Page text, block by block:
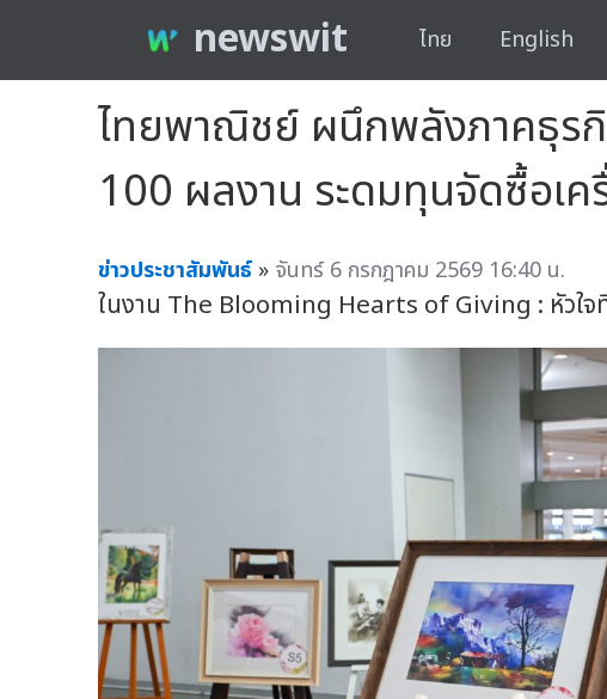
newswit ไทย English
ไทยพาณิชย์ ผนึกพลังภาคธุร
100 ผลงาน ระดมทุนจัดซื้อเ
ข่าวประชาสัมพันธ์ » จันทร์ 6 กรกฎาคม 2569 16:40 น.
ในงาน The Blooming Hearts of Giving : หัวใจ